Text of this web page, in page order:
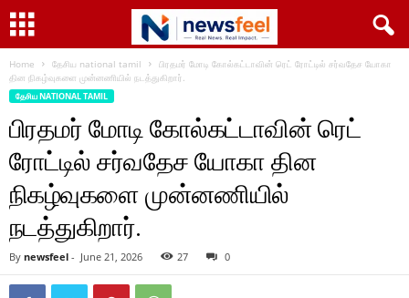
Home தேசிய national tamil
பிரதமர் மோடி கோல்கட்டாவின் ரெட் ரோட்டில் சர்வதேச யோகா
தின நிகழ்வுகளை முன்னணியில் நடத்துகிறார்.
தேசிய NATIONAL TAMIL
பிரதமர் மோடி கோல்கட்டாவின் ரெட்
ரோட்டில் சர்வதேச யோகா தின
நிகழ்வுகளை முன்னணியில்
நடத்துகிறார்.
By newsfeel - June 21, 2026 27 0